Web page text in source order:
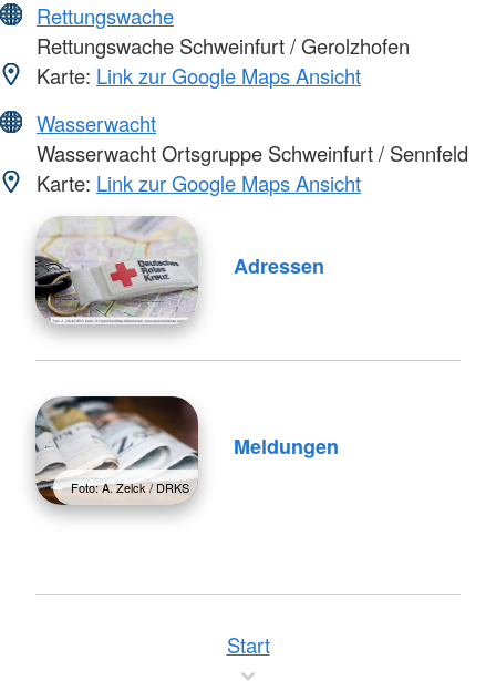
Rettungswache
Rettungswache Schweinfurt / Gerolzhofen
Karte: Link zur Google Maps Ansicht
Wasserwacht
Wasserwacht Ortsgruppe Schweinfurt / Sennfeld
Karte: Link zur Google Maps Ansicht
Adressen
Foto: A. Zelck / DRKS
Meldungen
Start